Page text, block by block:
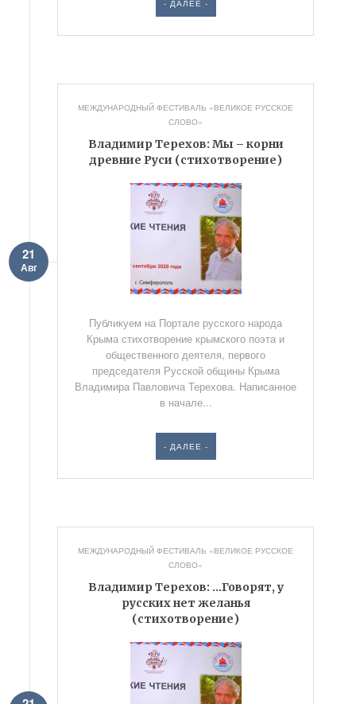
- ДАЛЕЕ -
МЕЖДУНАРОДНЫЙ ФЕСТИВАЛЬ «ВЕЛИКОЕ РУССКОЕ
СЛОВО»
Владимир Терехов: Мы – корни
древние Руси (стихотворение)
21
Авг
Публикуем на Портале русского народа
Крыма стихотворение крымского поэта и
общественного деятеля, первого
председателя Русской общины Крыма
Владимира Павловича Терехова. Написанное
в начале...
- ДАЛЕЕ -
МЕЖДУНАРОДНЫЙ ФЕСТИВАЛЬ «ВЕЛИКОЕ РУССКОЕ
СЛОВО»
Владимир Терехов: …Говорят, у
русских нет желанья
(стихотворение)